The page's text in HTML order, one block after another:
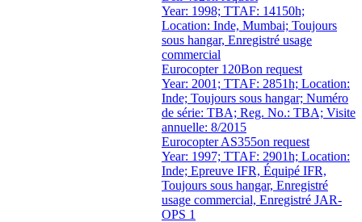
Year: 1998; TTAF: 14150h;
Location: Inde, Mumbai; Toujours
sous hangar, Enregistré usage
commercial
Eurocopter 120Bon request
Year: 2001; TTAF: 2851h; Location:
Inde; Toujours sous hangar; Numéro
de série: TBA; Reg. No.: TBA; Visite
annuelle: 8/2015
Eurocopter AS355on request
Year: 1997; TTAF: 2901h; Location:
Inde; Epreuve IFR, Équipé IFR,
Toujours sous hangar, Enregistré
usage commercial, Enregistré JAR-
OPS 1